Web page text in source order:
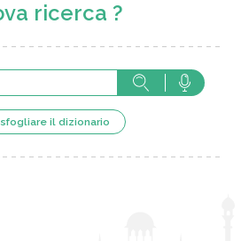
ricerca ?
il dizionario